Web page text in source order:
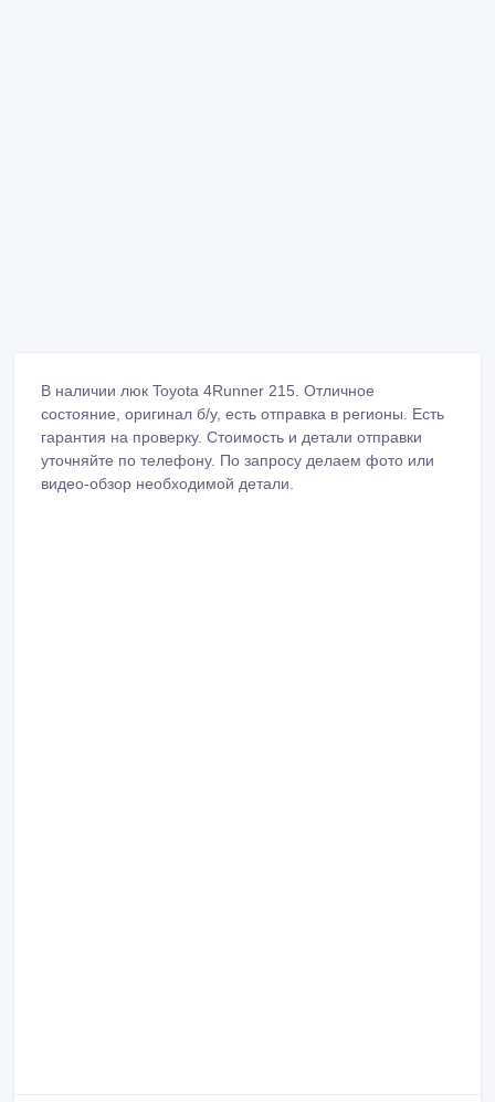
В наличии люк Toyota 4Runner 215. Отличное
состояние, оригинал б/у, есть отправка в регионы. Есть
гарантия на проверку. Стоимость и детали отправки
уточняйте по телефону. По запросу делаем фото или
видео-обзор необходимой детали.